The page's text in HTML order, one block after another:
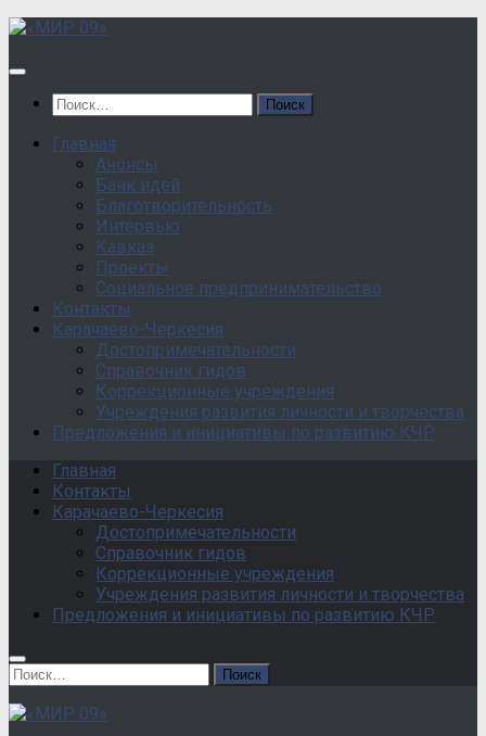
Перейти
содержанию
Найти:
Главная
Анонсы
Банк идей
Благотворительность
Интервью
Кавказ
Проекты
Социальное предпринимательство
Контакты
Карачаево-Черкесия
Достопримечательности
Справочник гидов
Коррекционные учреждения
Учреждения развития личности и творчества
Предложения и инициативы по развитию КЧР
Главная
Контакты
Карачаево-Черкесия
Достопримечательности
Справочник гидов
Коррекционные учреждения
Учреждения развития личности и творчества
Предложения и инициативы по развитию КЧР
Найти: